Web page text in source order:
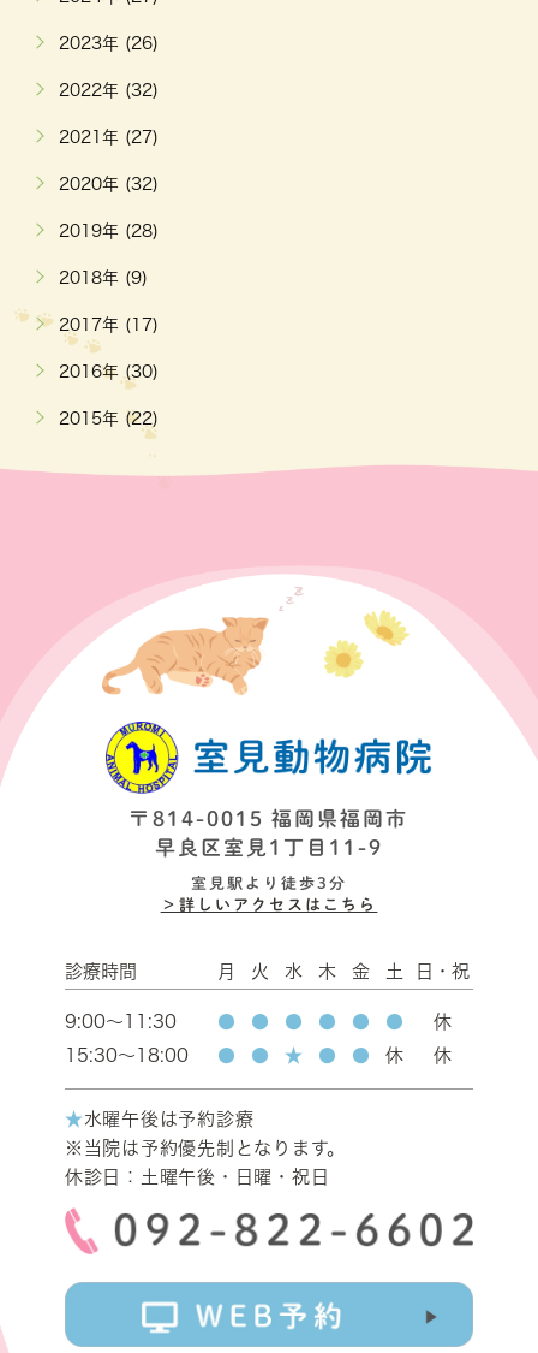
2023年 (26)
2022年 (32)
2021年 (27)
2020年 (32)
2019年 (28)
2018年 (9)
2017年 (17)
2016年 (30)
2015年 (22)
〒814-0015 福岡県福岡市
早良区室見1丁目11-9
室見駅より徒歩3分
＞詳しいアクセスはこちら
診療時間 月 火 水 木 金 土 日・祝
9:00～11:30 ● ● ● ● ● ●
休
15:30～18:00
● ● ★ ● ● 休 休
★水曜午後は予約診療
※当院は予約優先制となります。
休診日：土曜午後・日曜・祝日